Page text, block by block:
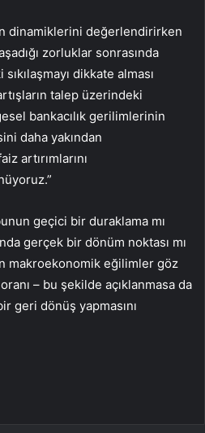
dinamiklerini değerlendirirken
zorluklar sonrasında
dikkate alması
talep üzerindeki
bankacılık gerilimlerinin
daha yakından
artırımlarını
geçici bir duraklama mı
gerçek bir dönüm noktası mı
makroekonomik eğilimler göz
– bu şekilde açıklanmasa da
geri dönüş yapmasını